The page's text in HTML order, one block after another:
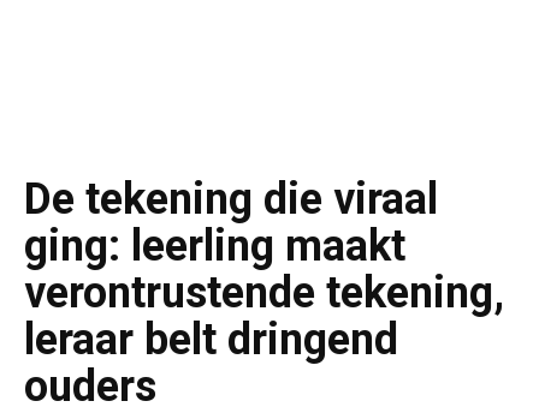
De tekening die viraal
ging: leerling maakt
verontrustende tekening,
leraar belt dringend
ouders